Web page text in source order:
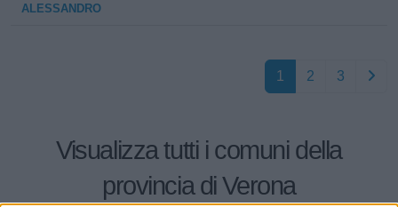
ALESSANDRO
1 2 3
Visualizza tutti i comuni della
provincia di Verona